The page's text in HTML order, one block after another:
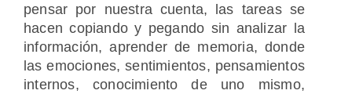
pensar por nuestra cuenta, las tareas se
hacen copiando y pegando sin analizar la
información, aprender de memoria, donde
las emociones, sentimientos, pensamientos
internos, conocimiento de uno mismo,